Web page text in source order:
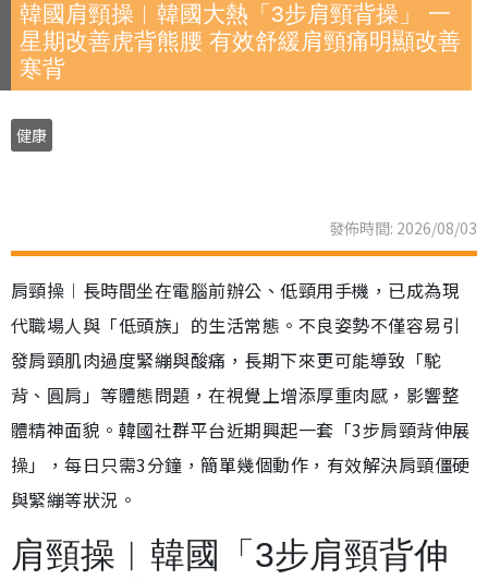
韓國肩頸操︱韓國大熱「3步肩頸背操」 一
星期改善虎背熊腰 有效舒緩肩頸痛明顯改善
寒背
健康
發佈時間: 2026/08/03
肩頸操︱長時間坐在電腦前辦公、低頸用手機，已成為現
代職場人與「低頭族」的生活常態。不良姿勢不僅容易引
發肩頸肌肉過度緊繃與酸痛，長期下來更可能導致「駝
背、圓肩」等體態問題，在視覺上增添厚重肉感，影響整
體精神面貌。韓國社群平台近期興起一套「3步肩頸背伸展
操」，每日只需3分鐘，簡單幾個動作，有效解決肩頸僵硬
與緊繃等狀況。
肩頸操︱韓國「3步肩頸背伸